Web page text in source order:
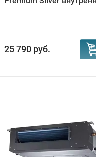
25 790 руб.